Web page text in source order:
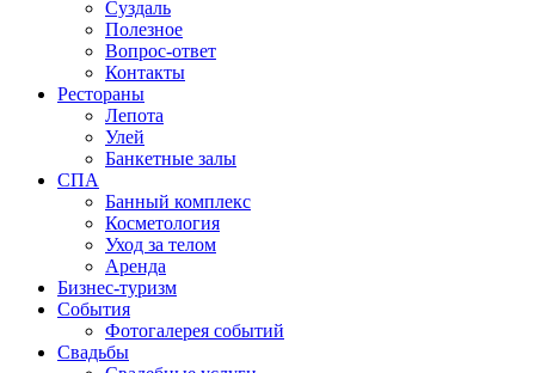
Суздаль
Полезное
Вопрос-ответ
Контакты
Рестораны
Лепота
Улей
Банкетные залы
СПА
Банный комплекс
Косметология
Уход за телом
Аренда
Бизнес-туризм
События
Фотогалерея событий
Свадьбы